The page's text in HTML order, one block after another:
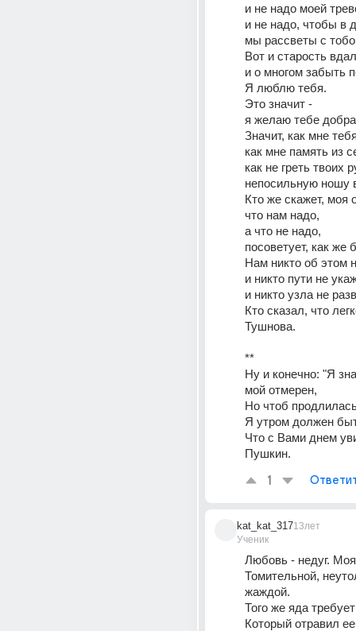
и не надо моей
и не надо, чтобы в
мы рассветы с
Вот и старость
и о многом забыть
Я люблю тебя.
Это значит -
я желаю тебе
Значит, как мне
как не греть твоих
непосильную ношу
Кто же скажет, моя
что нам надо,
а что не надо,
посоветует, как же
Нам никто об этом
и никто пути не
и никто узла не
Кто сказал, что
Тушнова.
**
Ну и конечно: "Я
мой отмерен,
Но чтоб
Я утром должен
Что с Вами днем
Пушкин.
1
kat_kat_317
Ученик
13лет
Томительной,
жаждой.
Того же яда
Который отравил